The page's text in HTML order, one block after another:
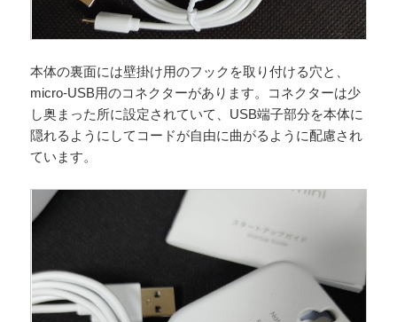
本体の裏面には壁掛け用のフックを取り付ける穴と、
micro-USB用のコネクターがあります。コネクターは少
し奥まった所に設定されていて、USB端子部分を本体に
隠れるようにしてコードが自由に曲がるように配慮され
ています。